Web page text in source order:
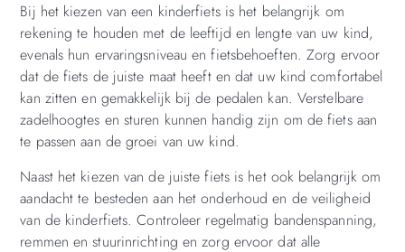
Bij het kiezen van een kinderfiets is het belangrijk om
rekening te houden met de leeftijd en lengte van uw kind,
evenals hun ervaringsniveau en fietsbehoeften. Zorg ervoor
dat de fiets de juiste maat heeft en dat uw kind comfortabel
kan zitten en gemakkelijk bij de pedalen kan. Verstelbare
zadelhoogtes en sturen kunnen handig zijn om de fiets aan
te passen aan de groei van uw kind.
Naast het kiezen van de juiste fiets is het ook belangrijk om
aandacht te besteden aan het onderhoud en de veiligheid
van de kinderfiets. Controleer regelmatig bandenspanning,
remmen en stuurinrichting en zorg ervoor dat alle